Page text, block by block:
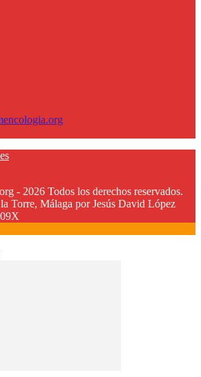
- 2026 Todos los derechos reservados.
Torre, Málaga por Jesús David López